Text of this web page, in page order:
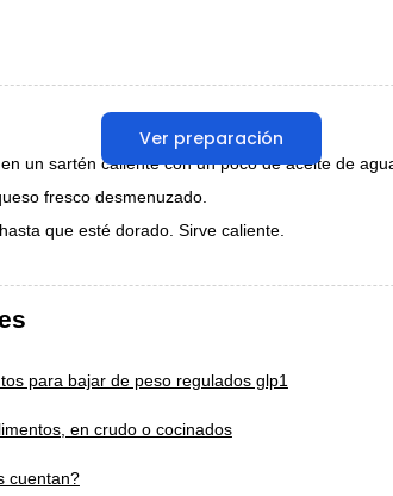
Ver preparación
un sartén caliente con un poco de aceite de
fresco desmenuzado.
que esté dorado. Sirve caliente.
para bajar de peso regulados glp1
en crudo o cocinados
cuentan?